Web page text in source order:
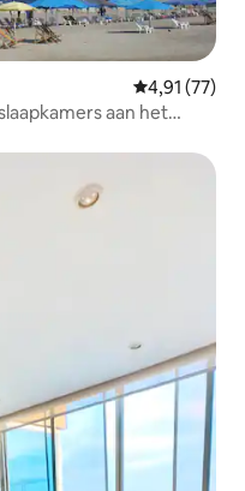
Gemiddelde
4,91 (77)
aan het